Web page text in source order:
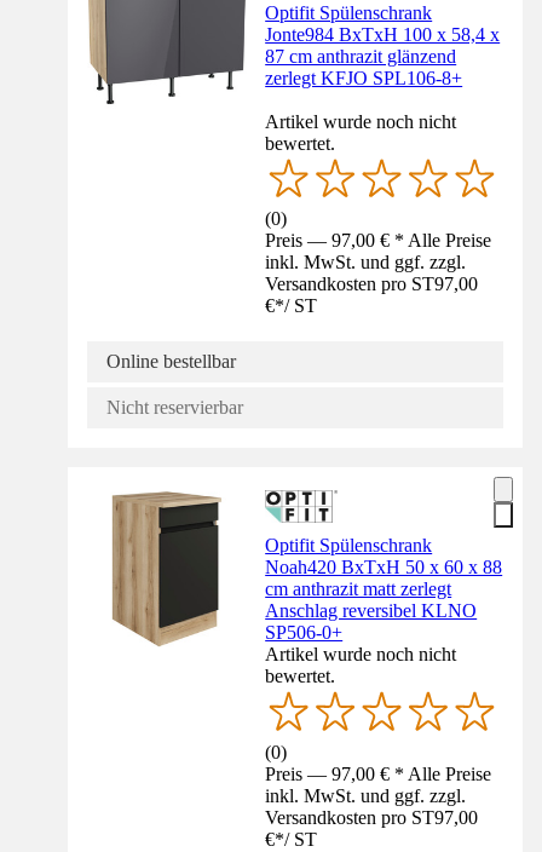
Optifit Spülenschrank
Jonte984 BxTxH 100 x 58,4 x
87 cm anthrazit glänzend
zerlegt KFJO SPL106-8+
Artikel wurde noch nicht
bewertet.
(0)
Preis — 97,00 € * Alle Preise
inkl. MwSt. und ggf. zzgl.
Versandkosten pro ST97,00
€*/ ST
Online bestellbar
Nicht reservierbar
Optifit Spülenschrank
Noah420 BxTxH 50 x 60 x 88
cm anthrazit matt zerlegt
Anschlag reversibel KLNO
SP506-0+
Artikel wurde noch nicht
bewertet.
(0)
Preis — 97,00 € * Alle Preise
inkl. MwSt. und ggf. zzgl.
Versandkosten pro ST97,00
€*/ ST